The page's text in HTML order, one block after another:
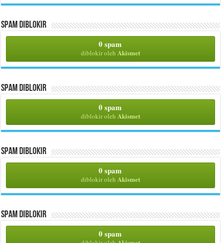
Spam Diblokir
0 spam
diblokir oleh Akismet
Spam Diblokir
0 spam
diblokir oleh Akismet
Spam Diblokir
0 spam
diblokir oleh Akismet
Spam Diblokir
0 spam